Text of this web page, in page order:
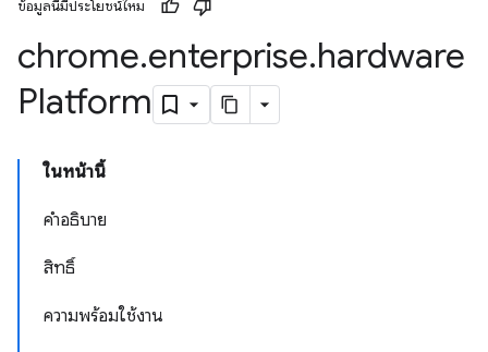
ข้อมูลนี้มีประโยชน์ไหม
chrome.enterprise.hardware
Platform
ในหน้านี้
คำอธิบาย
สิทธิ์
ความพร้อมใช้งาน